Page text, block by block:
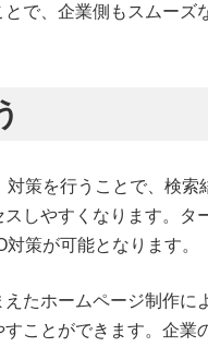
で、企業側もスムーズ
策を行うことで、検
しやすくなります。
策が可能となります。
たホームページ制作
ことができます。企